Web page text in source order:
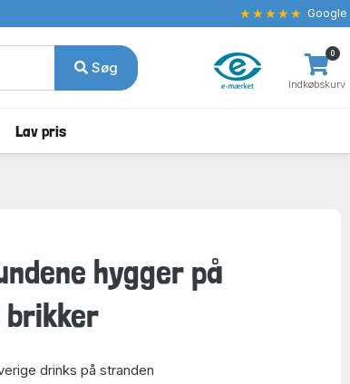
★★★★★ Google
Søg
Indkøbskurv
0
Lav pris
hygger på
drinks på stranden